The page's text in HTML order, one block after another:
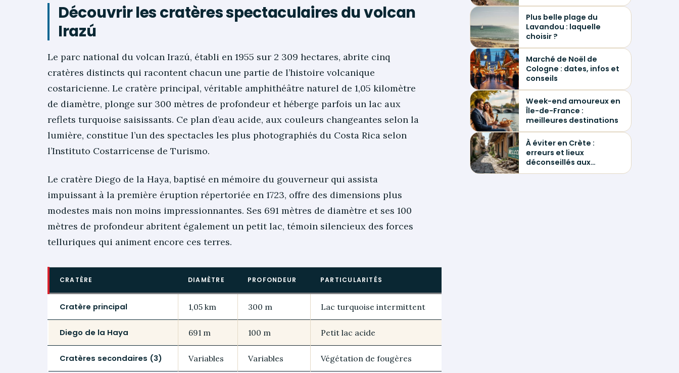
Découvrir les cratères spectaculaires du volcan
Irazú
Le parc national du volcan Irazú, établi en 1955 sur 2 309 hectares, abrite cinq
cratères distincts qui racontent chacun une partie de l’histoire volcanique
costaricienne. Le cratère principal, véritable amphithéâtre naturel de 1,05 kilomètre
de diamètre, plonge sur 300 mètres de profondeur et héberge parfois un lac aux
reflets turquoise saisissants. Ce plan d’eau acide, aux couleurs changeantes selon la
lumière, constitue l’un des spectacles les plus photographiés du Costa Rica selon
l’Instituto Costarricense de Turismo.
Le cratère Diego de la Haya, baptisé en mémoire du gouverneur qui assista
impuissant à la première éruption répertoriée en 1723, offre des dimensions plus
modestes mais non moins impressionnantes. Ses 691 mètres de diamètre et ses 100
mètres de profondeur abritent également un petit lac, témoin silencieux des forces
telluriques qui animent encore ces terres.
CRATÈRE DIAMÈTRE PROFONDEUR PARTICULARITÉS
Cratère principal 1,05 km 300 m Lac turquoise intermittent
Diego de la Haya 691 m 100 m Petit lac acide
Cratères secondaires (3) Variables Variables Végétation de fougères
Plus belle plage du
Lavandou : laquelle
choisir ?
Marché de Noël de
Cologne : dates, infos et
conseils
Week-end amoureux en
Île-de-France :
meilleures destinations
À éviter en Crète :
erreurs et lieux
déconseillés aux
voyageurs